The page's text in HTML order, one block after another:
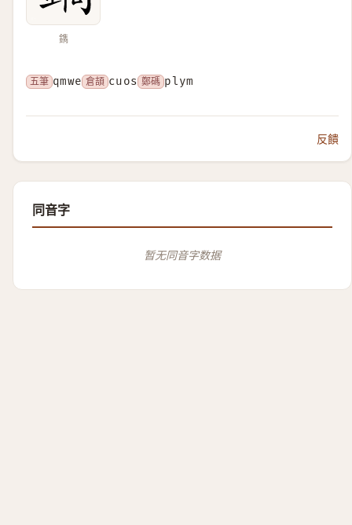
鐫
五筆 qmwe 倉頡 cuos 鄭碼 plym
反饋
同音字
暂无同音字数据